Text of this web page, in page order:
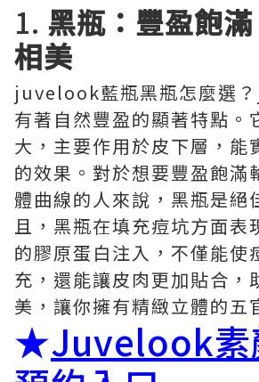
1. 黑瓶：豐盈飽
相美
juvelook藍瓶黑瓶怎麼選
有著自然豐盈的顯著特點。
大，主要作用於皮下層，能
的效果。對於想要豐盈飽滿
體曲線的人來說，黑瓶是絕
且，黑瓶在填充痘坑方面表
的膠原蛋白注入，不僅能使
充，還能讓皮肉更加貼合，
美，讓你擁有精緻立體的五
★Juvelook素